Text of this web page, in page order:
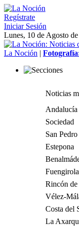
Regístrate
Iniciar Sesión
Lunes, 10 de Agosto
La Noción |
Noticias
Sociedad
San
Estepona
Fuengirola
Rincón
Vélez-
Costa del
La